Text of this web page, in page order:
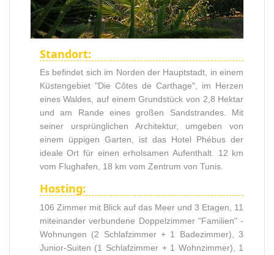
Standort:
Es befindet sich im Norden der Hauptstadt, in einem
Küstengebiet "Die Côtes de Carthage", im Herzen
eines Waldes, auf einem Grundstück von 2,8 Hektar
und am Rande eines großen Sandstrandes. Mit
seiner ursprünglichen Architektur, umgeben von
einem üppigen Garten, ist das Hotel Phébus der
ideale Ort für einen erholsamen Aufenthalt. 12 km
vom Flughafen, 18 km vom Zentrum von Tunis.
Hosting:
106 Zimmer mit Blick auf das Meer und 3 Etagen, 11
miteinander verbundene Doppelzimmer "Familien" -
Wohnungen (2 Schlafzimmer + 1 Badezimmer), 3
Junior-Suiten (1 Schlafzimmer + 1 Wohnzimmer), 1